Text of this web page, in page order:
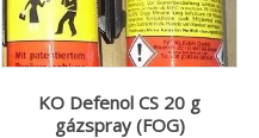
KO Defenol CS 20 g
gázspray (FOG)